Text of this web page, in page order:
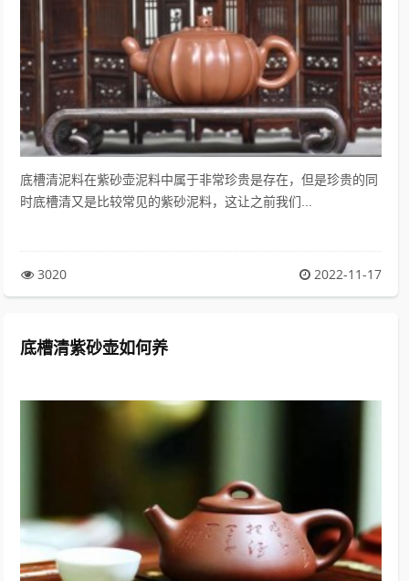
底槽清泥料在紫砂壶泥料中属于非常珍贵是存在，但是珍贵的同
时底槽清又是比较常见的紫砂泥料，这让之前我们...
3020 2022-11-17
底槽清紫砂壶如何养